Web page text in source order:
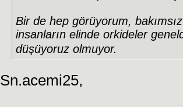
Bir de hep görüyorum,
insanların elinde orkideler
düşüyoruz olmuyor.
Sn.acemi25,